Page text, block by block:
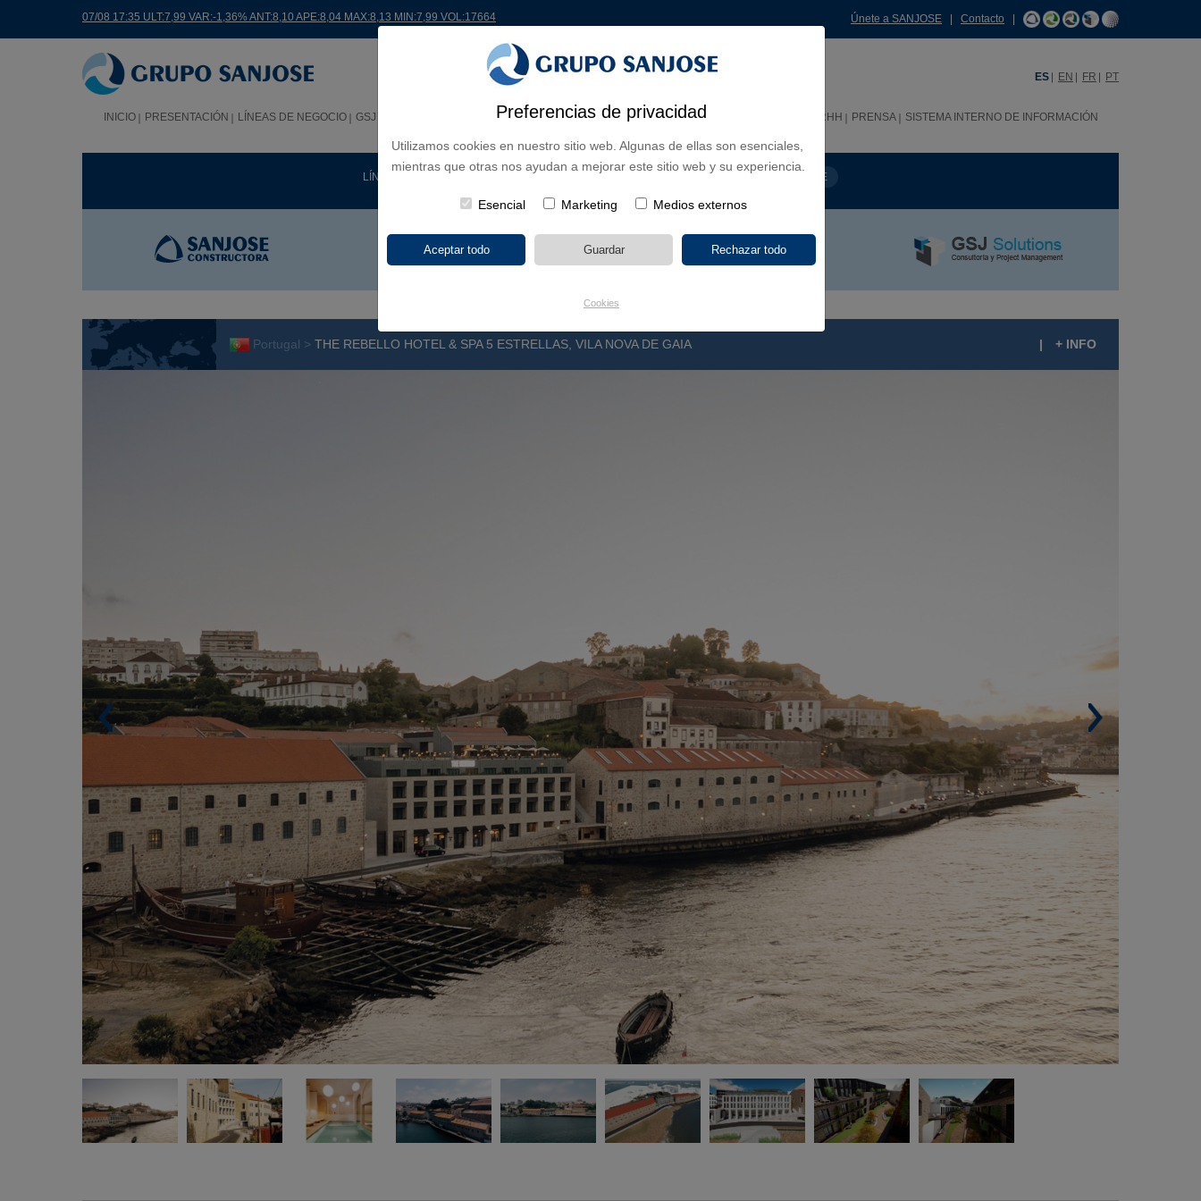
Preferencias de privacidad
Utilizamos cookies en nuestro sitio web. Algunas de ellas son esenciales,
mientras que otras nos ayudan a mejorar este sitio web y su experiencia.
Esencial Marketing Medios externos
Cookies
07/08 17:35 ULT:7,99 VAR:-1,36% ANT:8,10 APE:8,04 MAX:8,13 MIN:7,99 VOL:17664 Únete a SANJOSE Contacto
ES EN FR PT
INICIO PRESENTACIÓN LÍNEAS DE NEGOCIO GSJ EN EL MUNDO PROYECTOS ACCIONISTAS E INVERSORES INNOVACIÓN RRHH PRENSA SISTEMA INTERNO DE INFORMACIÓN
LÍNEA DE NEGOCIO CONTINENTES TIPOLOGÍA DE OBRA POR NOMBRE
Portugal > THE REBELLO HOTEL & SPA 5 ESTRELLAS, VILA NOVA DE GAIA | + INFO